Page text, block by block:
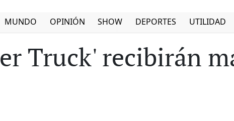
MUNDO OPINIÓN SHOW DEPORTES UTILIDAD
Truck' recibirán